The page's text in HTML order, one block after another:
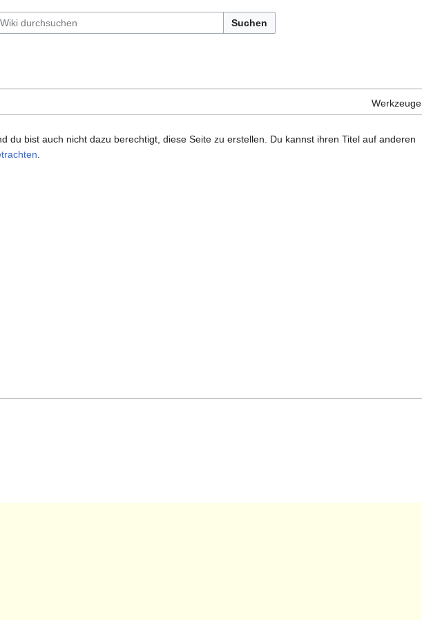
Suchen
Werkzeuge
du bist auch nicht dazu berechtigt, diese Seite zu erstellen. Du kannst ihren Titel auf anderen